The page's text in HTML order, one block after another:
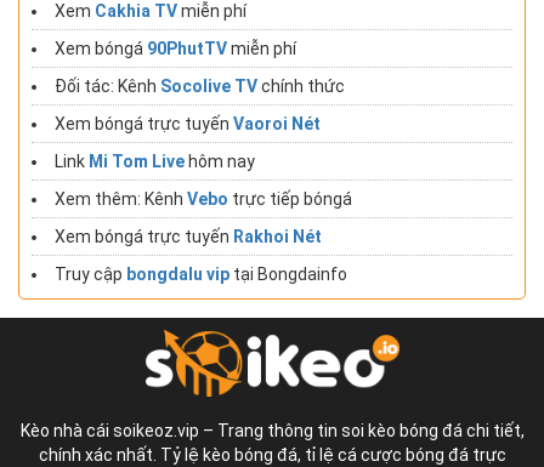
Xem Cakhia TVmiễn phí
Xem bóngá 90PhutTVmiễn phí
Đối tác: Kênh Socolive TVchính thức
Xem bóngá trực tuyến Vaoroi Nét
Link Mi Tom Live hôm nay
Xem thêm: Kênh Vebo trực tiếp bóngá
Xem bóngá trực tuyến Rakhoi Nét
Truy cập bongdalu vip tại Bongdainfo
Kèo nhà cái soikeoz.vip – Trang thông tin soi kèo bóng đá chi tiết,
chính xác nhất. Tỷ lệ kèo bóng đá, tỉ lệ cá cược bóng đá trực